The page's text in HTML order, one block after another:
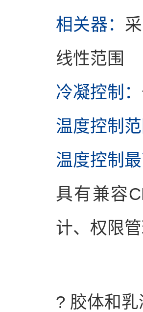
相关器：
线性范围
冷凝控制：
温度控制
温度控制
具有兼容
计、权限
? 胶体和